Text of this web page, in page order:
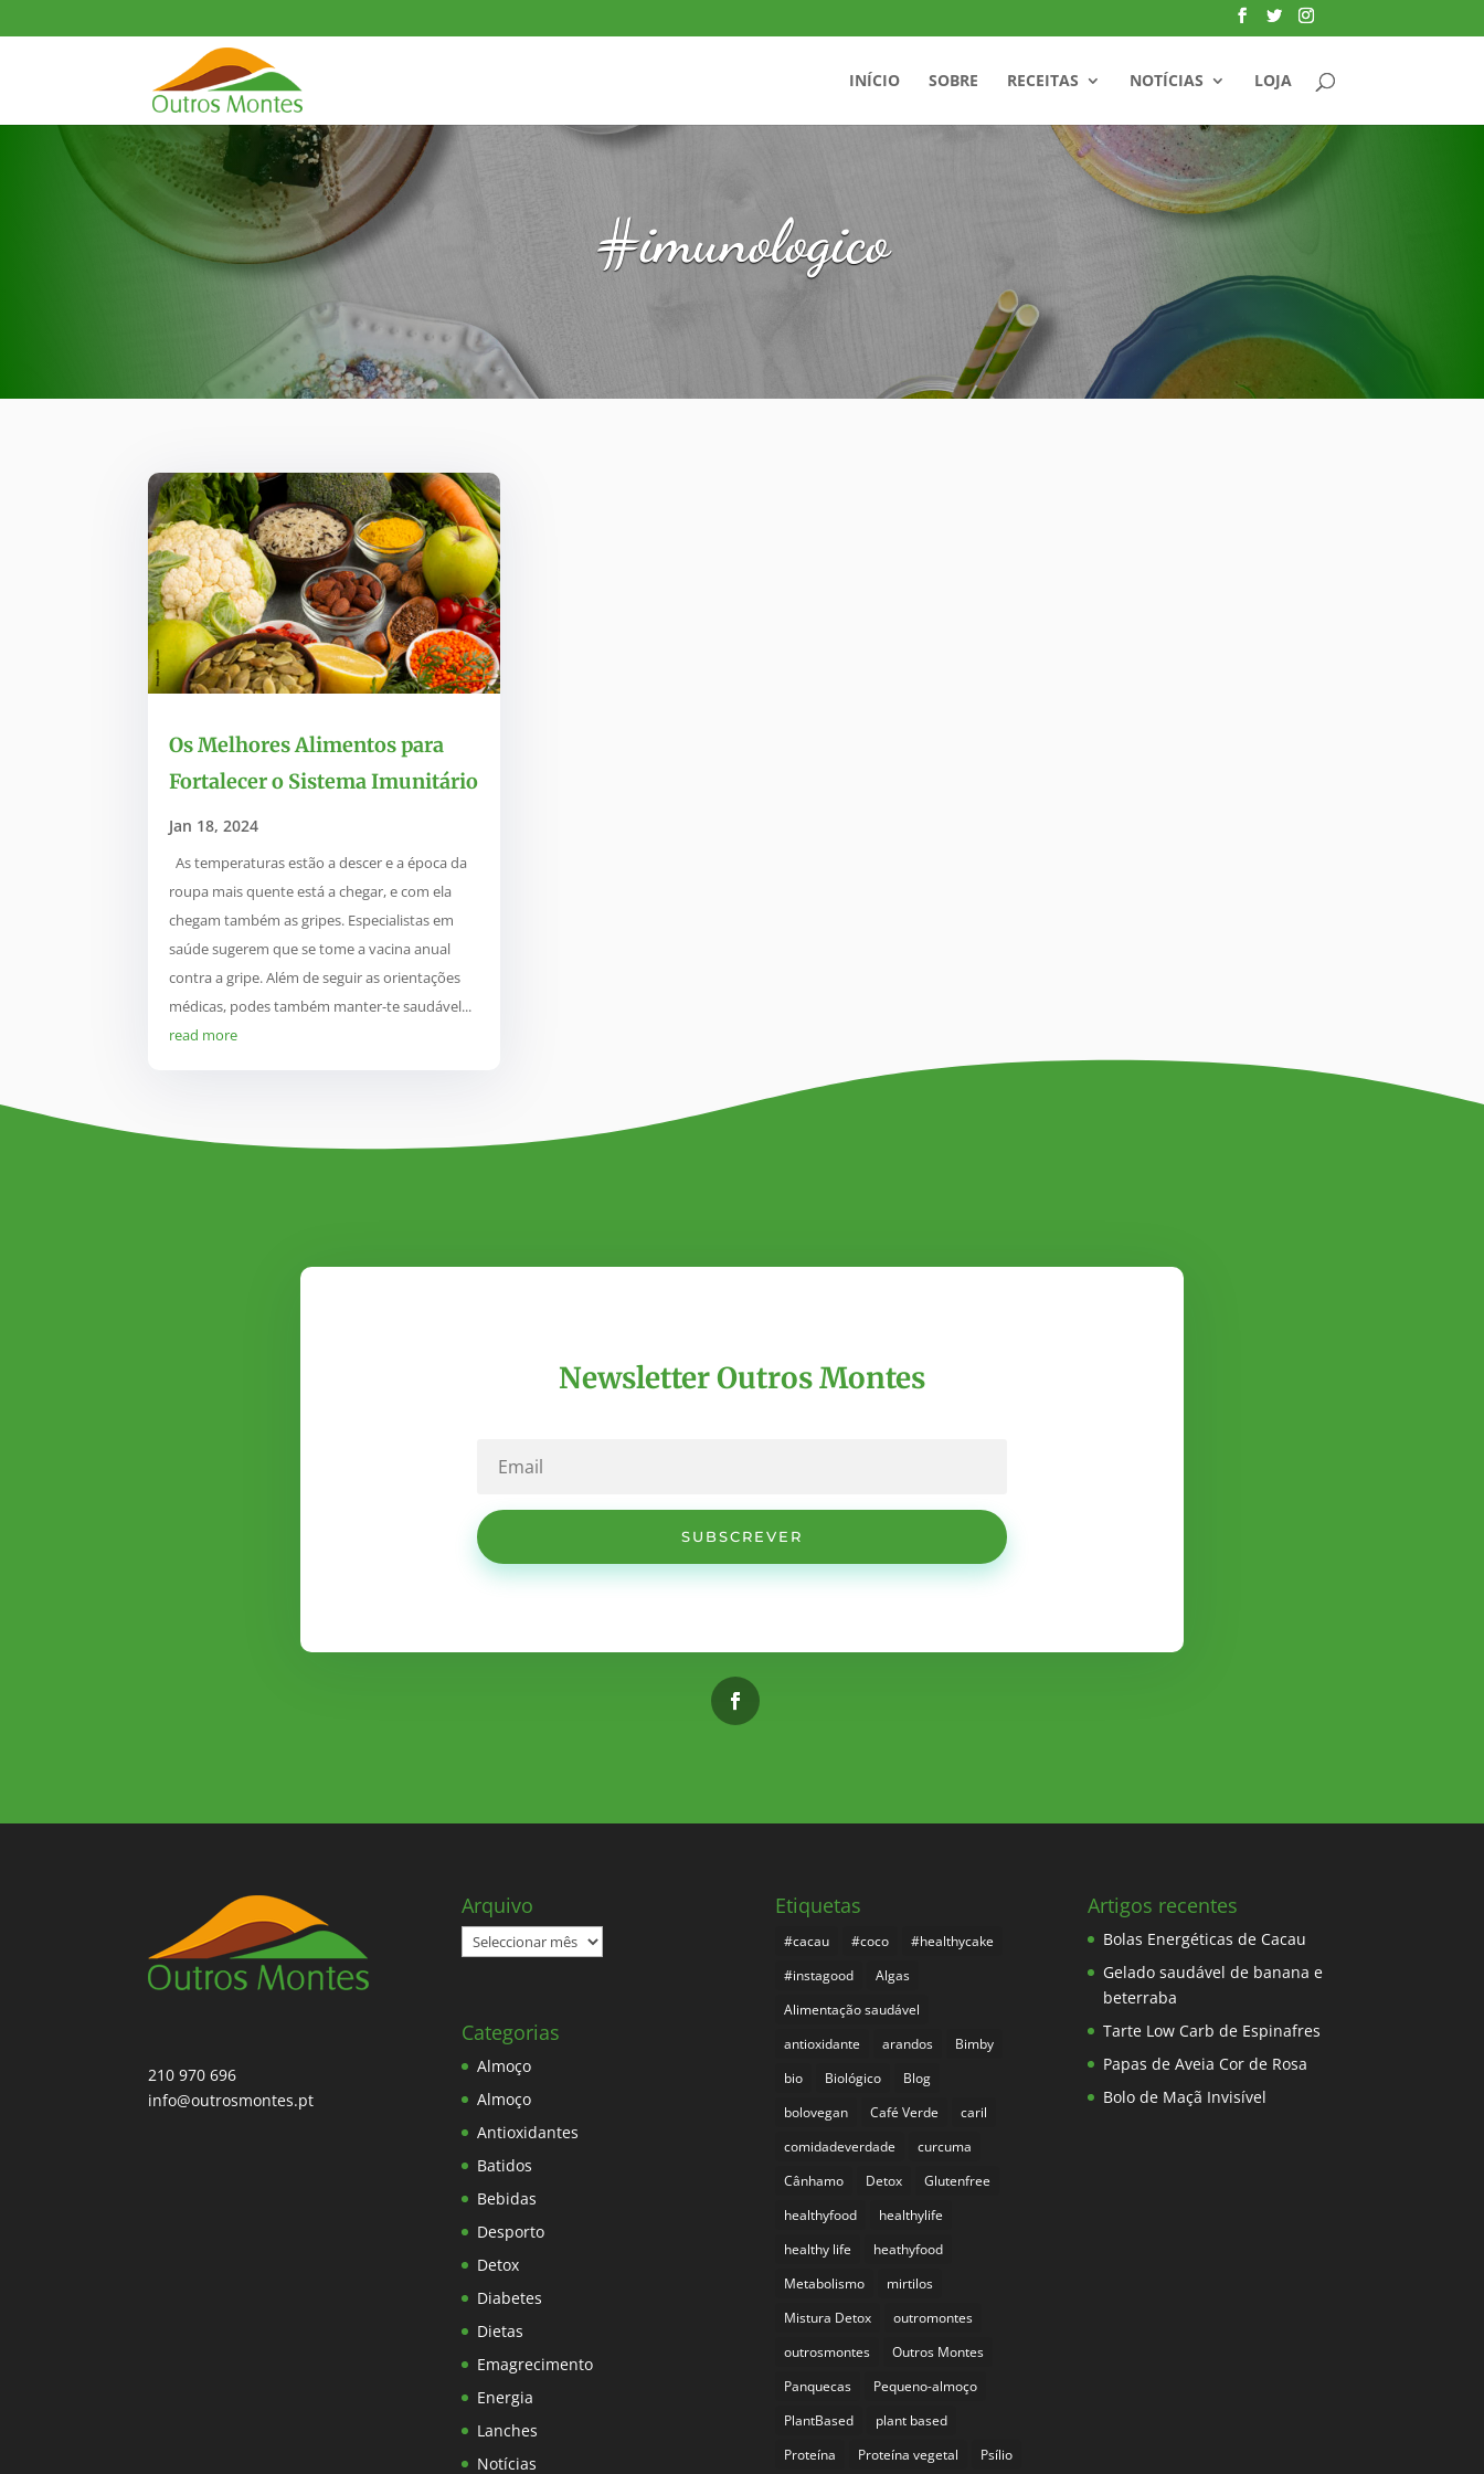
INÍCIO SOBRE RECEITAS NOTÍCIAS LOJA
#imunologico
Os Melhores Alimentos para
Fortalecer o Sistema Imunitário
Jan 18, 2024
As temperaturas estão a descer e a época da
roupa mais quente está a chegar, e com ela
chegam também as gripes. Especialistas em
saúde sugerem que se tome a vacina anual
contra a gripe. Além de seguir as orientações
médicas, podes também manter-te saudável...
read more
Newsletter Outros Montes
SUBSCREVER
210 970 696
info@outrosmontes.pt
Arquivo
Arquivo
Categorias
Almoço
Almoço
Antioxidantes
Batidos
Bebidas
Desporto
Detox
Diabetes
Dietas
Emagrecimento
Energia
Lanches
Notícias
Etiquetas
#cacau #coco
#healthycake
#instagood
Algas
Alimentação saudável
antioxidante
arandos
Bimby
bio
Biológico
Blog
bolovegan
Café Verde
caril
comidadeverdade
curcuma
Cânhamo
Detox
Glutenfree
healthyfood
healthylife
healthy life
heathyfood
Metabolismo
mirtilos
Mistura Detox
outromontes
outrosmontes
Outros Montes
Panquecas
Pequeno-almoço
PlantBased
plant based
Proteína
Proteína vegetal Psílio
Artigos recentes
Bolas Energéticas de Cacau
Gelado saudável de banana e
beterraba
Tarte Low Carb de Espinafres
Papas de Aveia Cor de Rosa
Bolo de Maçã Invisível